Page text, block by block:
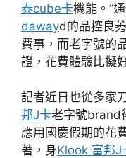
泰cube卡機能。“
dawayd的品控良
費事，而老字號的
證，花費體驗比擬
記者近日也從多家
邦J卡老字號brand
應用國慶假期的花
著，身Klook 富邦J